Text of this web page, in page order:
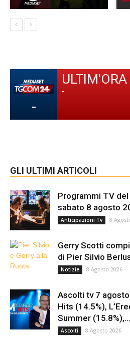
-
ULTIM'ORA
-
GLI ULTIMI ARTICOLI
Programmi TV
sabato 8 agosto
Anticipazioni Tv 8
Gerry Scotti
di Pier Silvio
Notizie 8 Agosto 2026
Ascolti tv 7
Hits (14.5%),
Summer (15.8%),...
Ascolti 8 Agosto 2026